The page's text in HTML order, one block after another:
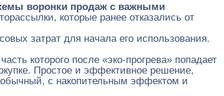
воронки продаж с важными
которые ранее отказались от
затрат для начала его использования.
которого после «эко-прогрева» попадает
Простое и эффективное решение,
с накопительным эффектом и